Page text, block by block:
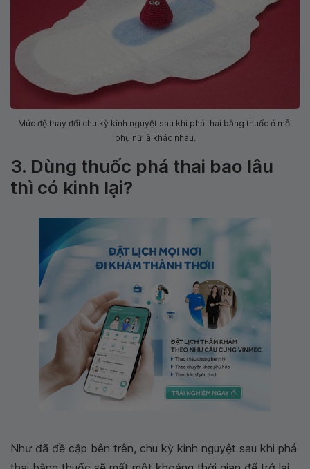
Mức độ thay đổi chu kỳ kinh nguyệt sau khi phá thai bằng thuốc ở mỗi
phụ nữ là khác nhau.
3. Dùng thuốc phá thai bao lâu
thì có kinh lại?
Như đã đề cập bên trên, chu kỳ kinh nguyệt sau khi phá